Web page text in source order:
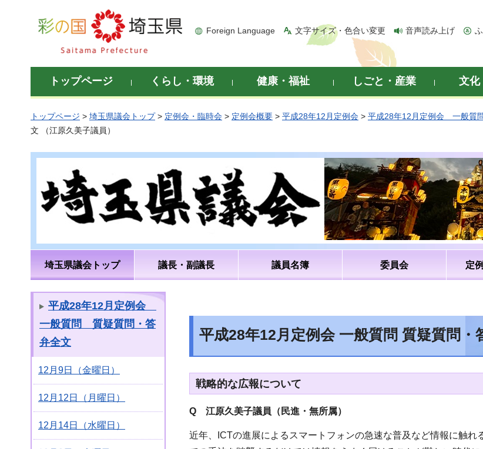
彩の国 埼玉県
Foreign Language 文字サイズ・色合い変更 音声読み上げ
トップページ くらし・環境 健康・福祉 しごと・産業 文化
トップページ > 埼玉県議会トップ> 定例会・臨時会 > 定例会概要 > 平成28年12月定例会 > 平成28年12月定例会 一般質
文 （江原久美子議員）
埼玉県議会トップ 議長・副議長 議員名簿 委員会 定
平成28年12月定例会
一般質問 質疑質問・答
弁全文
12月9日（金曜日）
12月12日（月曜日）
12月14日（水曜日）
平成28年12月定例会 一般質問 質疑質問・
戦略的な広報について
Q 江原久美子議員（民進・無所属）
近年、ICTの進展によるスマートフォンの急速な普及など情報に触